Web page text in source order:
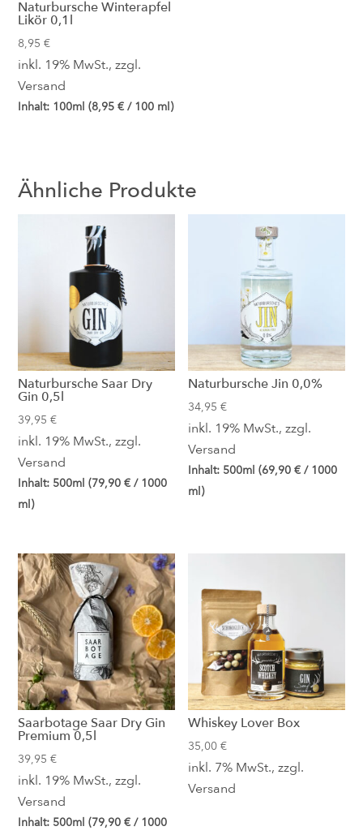
Naturbursche Winterapfel
Likör 0,1l
8,95€
inkl. 19% MwSt., zzgl.
Versand
Inhalt: 100ml (8,95€ / 100 ml)
Ähnliche Produkte
Naturbursche Saar Dry
Gin 0,5l
39,95€
inkl. 19% MwSt., zzgl.
Versand
Inhalt: 500ml (79,90€ / 1000
ml)
Naturbursche Jin 0,0%
34,95€
inkl. 19% MwSt., zzgl.
Versand
Inhalt: 500ml (69,90€ / 1000
ml)
Saarbotage Saar Dry Gin
Premium 0,5l
39,95€
inkl. 19% MwSt., zzgl.
Versand
Inhalt: 500ml (79,90€ / 1000
Whiskey Lover Box
35,00€
inkl. 7% MwSt., zzgl.
Versand